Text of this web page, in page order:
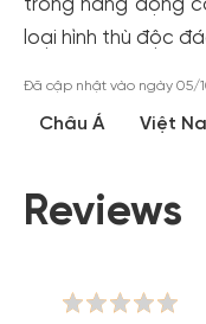
trong hang động
loại hình thù độc
Đã cập nhật vào ngày 05/
Châu Á Việt
Reviews
Tạo tài
Tạo tài khoản để có
Đăng nhập